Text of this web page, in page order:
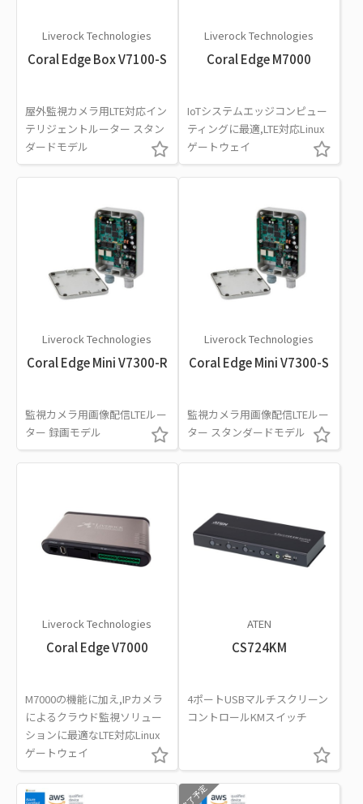
Liverock Technologies
Coral Edge Box V7100-S
屋外監視カメラ用LTE対応イン
テリジェントルーター スタン
ダードモデル
Liverock Technologies
Coral Edge M7000
IoTシステムエッジコンピュー
ティングに最適,LTE対応Linux
ゲートウェイ
Liverock Technologies
Coral Edge Mini V7300-R
監視カメラ用画像配信LTEルー
ター 録画モデル
Liverock Technologies
Coral Edge Mini V7300-S
監視カメラ用画像配信LTEルー
ター スタンダードモデル
Liverock Technologies
Coral Edge V7000
M7000の機能に加え,IPカメラ
によるクラウド監視ソリュー
ションに最適なLTE対応Linux
ゲートウェイ
ATEN
CS724KM
4ポートUSBマルチスクリーン
コントロールKMスイッチ